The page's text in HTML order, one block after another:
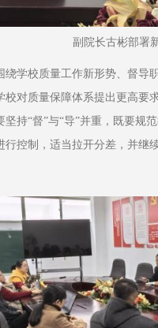
副院长古彬部署
绕学校质量工作新形势、督导
校对质量保障体系提出更高要
持“督”与“导”并重，既要规
行控制，适当拉开分差，并继